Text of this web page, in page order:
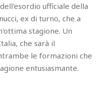
ufficiale della
ex di turno, che a
stagione. Un
che sarà il
le formazioni che
entusiasmante.